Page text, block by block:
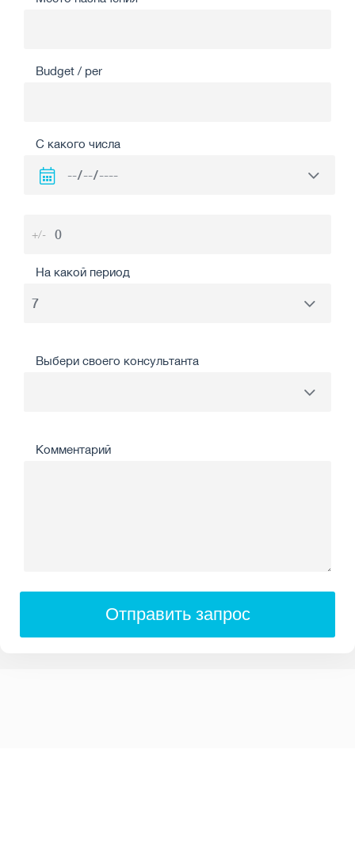
Budget / per
С какого числа
+/-
На какой период
Выбери своего консультанта
Комментарий
Отправить запрос